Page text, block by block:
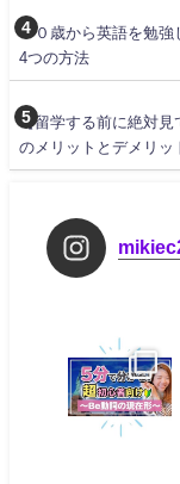
３０歳から英語を勉
4つの方法
【留学する前に絶対
のメリットとデメリッ